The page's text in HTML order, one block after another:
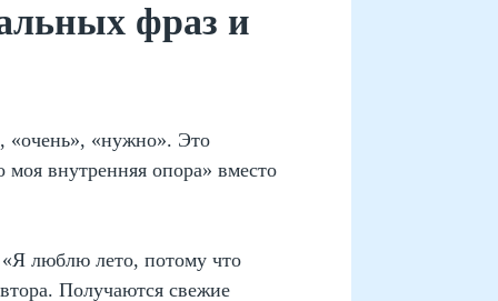
фраз и
«очень», «нужно». Это
внутренняя опора» вместо
люблю лето, потому что
Получаются свежие